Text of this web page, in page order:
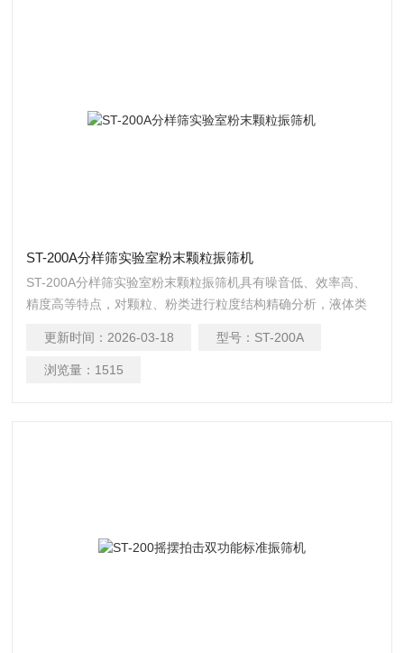
ST-200A分样筛实验室粉末颗粒振筛机
ST-200A分样筛实验室粉末颗粒振筛机具有噪音低、效率高、
精度高等特点，对颗粒、粉类进行粒度结构精确分析，液体类
更新时间： 2026-03-18 型号： ST-200A
浏览量： 1515